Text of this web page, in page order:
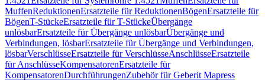
MuffenReduktionenErsatzteile für ReduktionenBögenErsatzteile für
BögenT-StückeErsatzteile für T-StückeÜbergänge
unlösbarErsatzteile für Übergänge unlösbarÜbergänge und
Verbindungen, lösbarErsatzteile für Übergänge und Verbindungen,
lösbarVerschlüsseErsatzteile für VerschlüsseAnschlüsseErsatzteile
für AnschlüsseKompensatorenErsatzteile für
KompensatorenDurchführungenZubehör für Geberit Mapress